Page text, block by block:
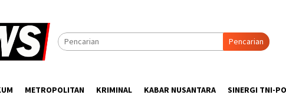
Pencarian
METROPOLITAN KRIMINAL KABAR NUSANTARA SINERGI TNI-